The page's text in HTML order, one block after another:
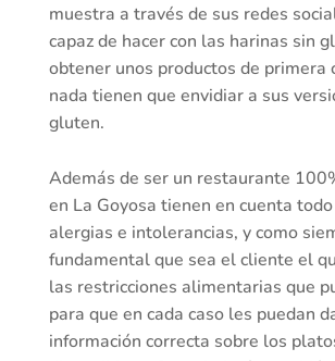
muestra a través de sus redes
capaz de hacer con las harinas sin
obtener unos productos de primera
nada tienen que envidiar a sus
gluten.
Además de ser un restaurante
en La Goyosa tienen en cuenta
alergias e intolerancias, y como
fundamental que sea el cliente el
las restricciones alimentarias que
para que en cada caso les puedan
información correcta sobre los